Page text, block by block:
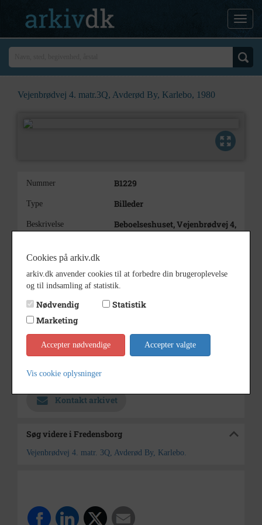
Vejenbrødvej 4. matr.3Q, Avderød By, Karlebo, 1980
Nummer B1229
Type Billeder
Beskrivelse
Beboelseshuset, Vejenbrødvej 4,
1980
Dateringsnote 1980
Fotograf
Solkrogen 3, 2990 Nivå
Størrelse 9 x 13
Arkiv
Kontakt arkivet
Søg videre i Fredensborg
Vejenbrødvej 4. matr. 3Q, Avderød By, Karlebo.
Cookies på arkiv.dk
arkiv.dk anvender cookies til at forbedre din brugeroplevelse
og til indsamling af statistik.
Nødvendig
Statistik
Marketing
Accepter nødvendige Accepter valgte
Vis cookie oplysninger